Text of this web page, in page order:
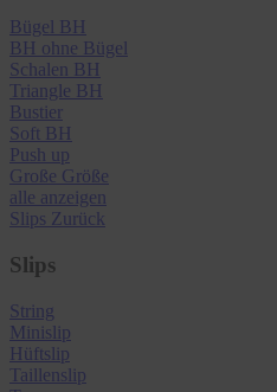
Bügel BH
BH ohne Bügel
Schalen BH
Triangle BH
Bustier
Soft BH
Push up
Große Größe
alle anzeigen
Slips Zurück
Slips
String
Minislip
Hüftslip
Taillenslip